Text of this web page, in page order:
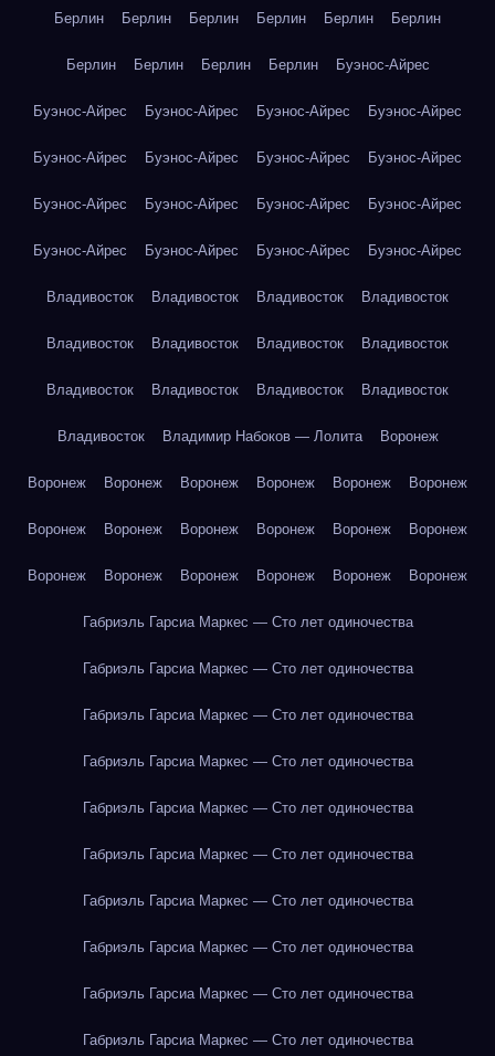
Берлин Берлин Берлин Берлин Берлин Берлин
Берлин Берлин Берлин Берлин Буэнос-Айрес
Буэнос-Айрес Буэнос-Айрес Буэнос-Айрес Буэнос-Айрес
Буэнос-Айрес Буэнос-Айрес Буэнос-Айрес Буэнос-Айрес
Буэнос-Айрес Буэнос-Айрес Буэнос-Айрес Буэнос-Айрес
Буэнос-Айрес Буэнос-Айрес Буэнос-Айрес Буэнос-Айрес
Владивосток Владивосток Владивосток Владивосток
Владивосток Владивосток Владивосток Владивосток
Владивосток Владивосток Владивосток Владивосток
Владивосток Владимир Набоков — Лолита Воронеж
Воронеж Воронеж Воронеж Воронеж Воронеж Воронеж
Воронеж Воронеж Воронеж Воронеж Воронеж Воронеж
Воронеж Воронеж Воронеж Воронеж Воронеж Воронеж
Габриэль Гарсиа Маркес — Сто лет одиночества
Габриэль Гарсиа Маркес — Сто лет одиночества
Габриэль Гарсиа Маркес — Сто лет одиночества
Габриэль Гарсиа Маркес — Сто лет одиночества
Габриэль Гарсиа Маркес — Сто лет одиночества
Габриэль Гарсиа Маркес — Сто лет одиночества
Габриэль Гарсиа Маркес — Сто лет одиночества
Габриэль Гарсиа Маркес — Сто лет одиночества
Габриэль Гарсиа Маркес — Сто лет одиночества
Габриэль Гарсиа Маркес — Сто лет одиночества